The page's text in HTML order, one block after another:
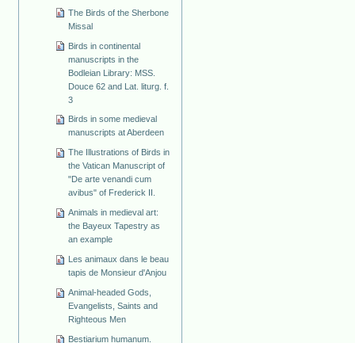
The Birds of the Sherbone
Missal
Birds in continental
manuscripts in the
Bodleian Library: MSS.
Douce 62 and Lat. liturg. f.
3
Birds in some medieval
manuscripts at Aberdeen
The Illustrations of Birds in
the Vatican Manuscript of
"De arte venandi cum
avibus" of Frederick II.
Animals in medieval art:
the Bayeux Tapestry as
an example
Les animaux dans le beau
tapis de Monsieur d'Anjou
Animal-headed Gods,
Evangelists, Saints and
Righteous Men
Bestiarium humanum.